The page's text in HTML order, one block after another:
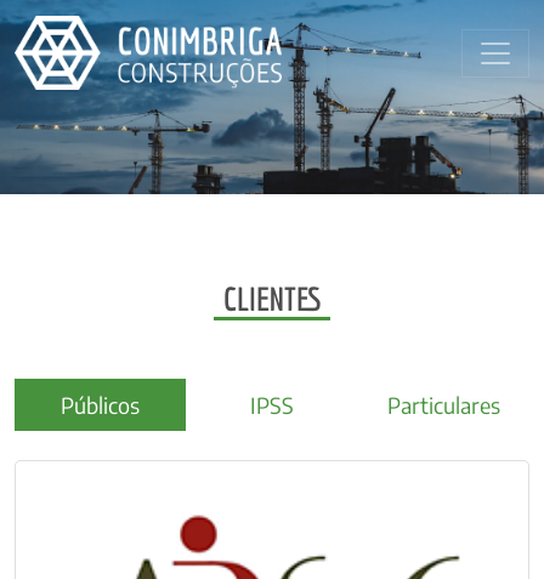
CLIENTES
Públicos IPSS Particulares